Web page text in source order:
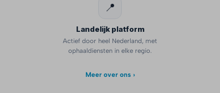
📍
Landelijk platform
Actief door heel Nederland, met
ophaaldiensten in elke regio.
Meer over ons ›